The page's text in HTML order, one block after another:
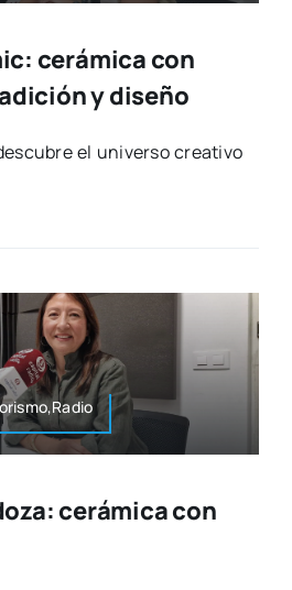
cerámica con
y diseño
el uni­ver­so crea­ti­vo
cerámica con